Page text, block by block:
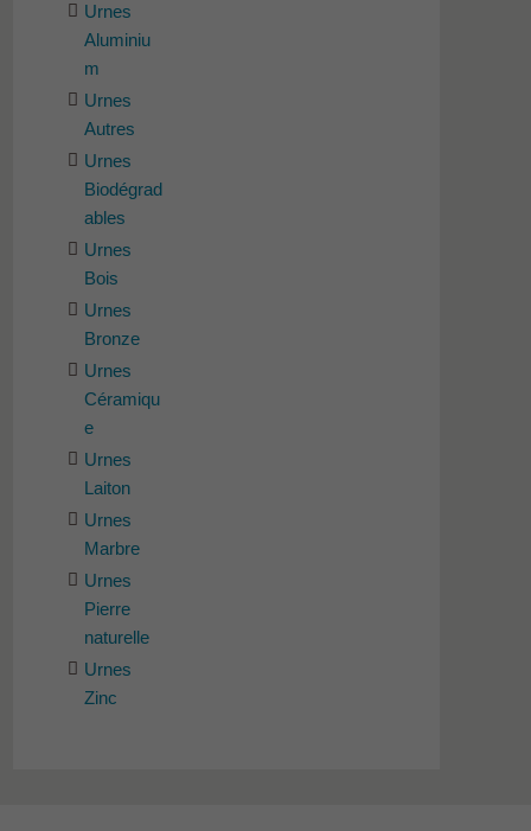
Urnes
Aluminiu
m
Urnes
Autres
Urnes
Biodégrad
ables
Urnes
Bois
Urnes
Bronze
Urnes
Céramiqu
e
Urnes
Laiton
Urnes
Marbre
Urnes
Pierre
naturelle
Urnes
Zinc